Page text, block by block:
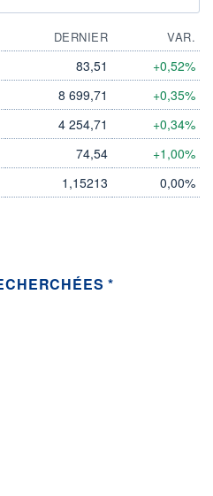
CAPITAL ÉCHANGÉ
06.08.26 / 17:56:20
LIMITE À LA
HAUSSE
PER ESTIMÉ
DERNIER
VAR.
83,51 +0,52%
8 699,71 +0,35%
4 254,71 +0,34%
74,54 +1,00%
1,15213 0,00%
*